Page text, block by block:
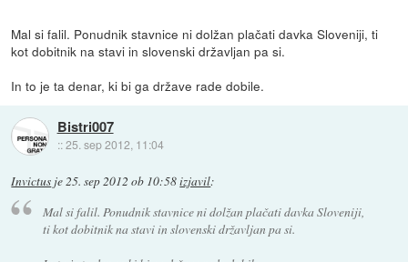
Mal si falil. Ponudnik stavnice ni dolžan plačati davka Sloveniji, ti
kot dobitnik na stavi in slovenski državljan pa si.
In to je ta denar, ki bi ga države rade dobile.
Bistri007
::25. sep 2012, 11:04
Invictus je25. sep 2012 ob 10:58izjavil:
Mal si falil. Ponudnik stavnice ni dolžan plačati davka Sloveniji,
ti kot dobitnik na stavi in slovenski državljan pa si.